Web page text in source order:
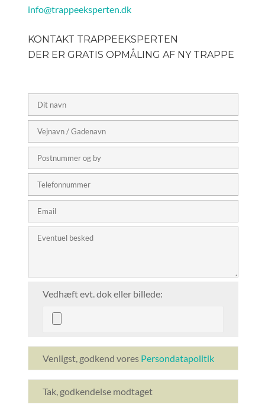
info@trappeeksperten.dk
KONTAKT TRAPPEEKSPERTEN
DER ER GRATIS OPMÅLING AF NY TRAPPE
Vedhæft evt. dok eller billede:
Venligst, godkend vores Persondatapolitik
Tak, godkendelse modtaget